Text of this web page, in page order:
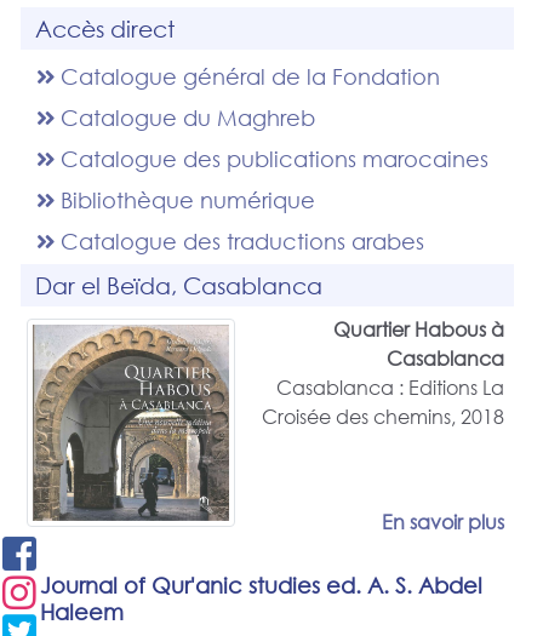
Accès direct
Catalogue général de la Fondation
Catalogue du Maghreb
Catalogue des publications marocaines
Bibliothèque numérique
Catalogue des traductions arabes
Dar el Beïda, Casablanca
Quartier Habous à
Casablanca
Casablanca : Editions La
Croisée des chemins, 2018
En savoir plus
Journal of Qur'anic studies ed. A. S. Abdel
Haleem